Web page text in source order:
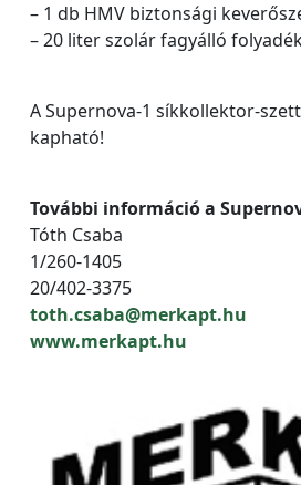
– 1 db HMV biztonsági
– 20 liter szolár fagyálló
A Supernova-1 síkkollektor-
kapható!
További információ a
Tóth Csaba
1/260-1405
20/402-3375
toth.csaba@merkapt.hu
www.merkapt.hu